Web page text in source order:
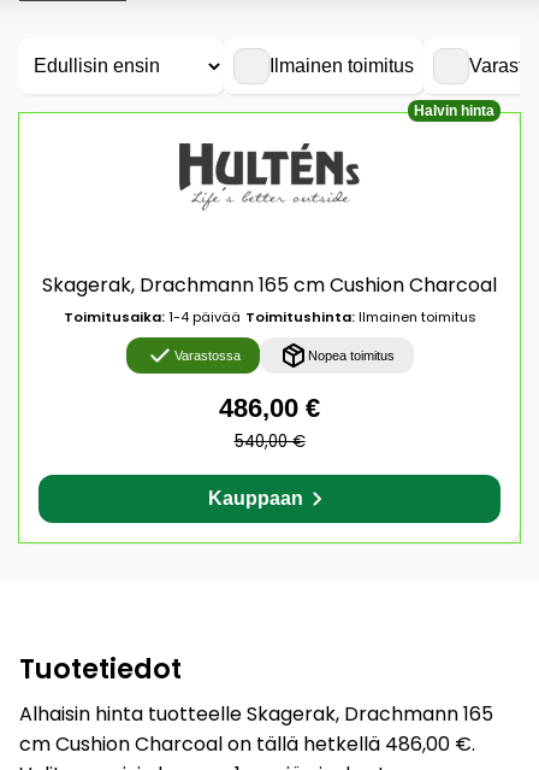
Ilmainen toimitus
Halvin hinta
Skagerak, Drachmann 165 cm Cushion Charcoal
Toimitusaika:1-4 päivää Toimitushinta:Ilmainen toimitus
Varastossa Nopea toimitus
486,00 €
540,00 €
Kauppaan
Tuotetiedot
Alhaisin hinta tuotteelle Skagerak, Drachmann 165
cm Cushion Charcoal on tällä hetkellä 486,00 €.